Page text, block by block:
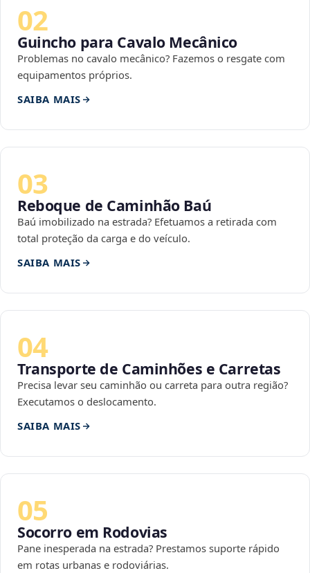
02
Guincho para Cavalo Mecânico
Problemas no cavalo mecânico? Fazemos o resgate com
equipamentos próprios.
SAIBA MAIS
03
Reboque de Caminhão Baú
Baú imobilizado na estrada? Efetuamos a retirada com
total proteção da carga e do veículo.
SAIBA MAIS
04
Transporte de Caminhões e Carretas
Precisa levar seu caminhão ou carreta para outra região?
Executamos o deslocamento.
SAIBA MAIS
05
Socorro em Rodovias
Pane inesperada na estrada? Prestamos suporte rápido
em rotas urbanas e rodoviárias.